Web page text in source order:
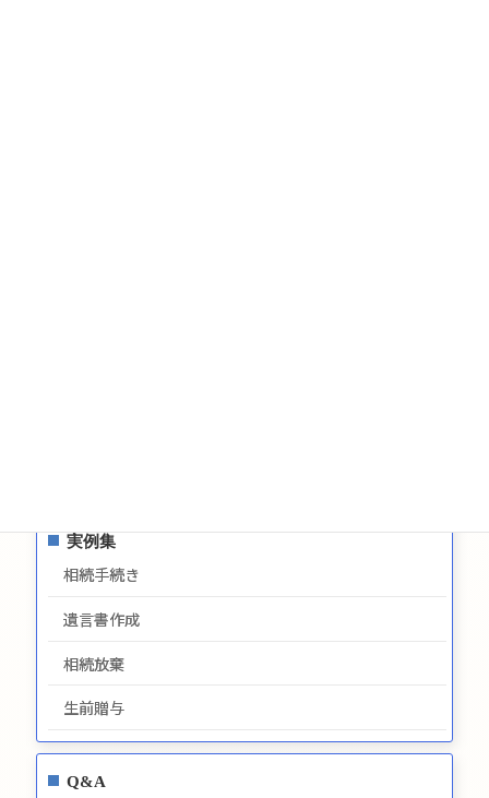
実例集
相続手続き
遺言書作成
相続放棄
生前贈与
Q&A